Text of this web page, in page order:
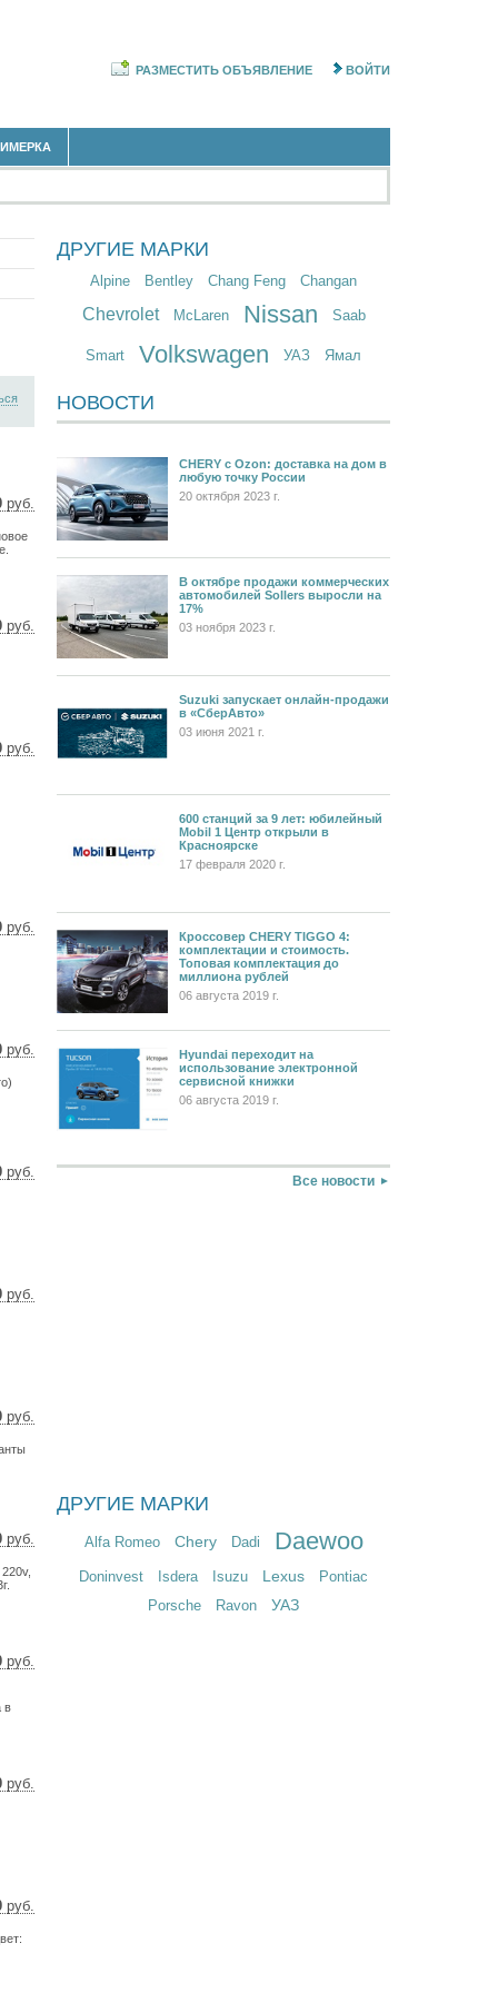
РАЗМЕСТИТЬ ОБЪЯВЛЕНИЕ ВОЙТИ
руб.
€
руб.
руб.
руб.
руб.
€
руб.
руб.
руб.
€
руб.
€
руб.
в
руб.
руб.
€
ДРУГИЕ МАРКИ
Alpine Bentley Chang Feng Changan
Chevrolet McLaren Nissan Saab
Smart Volkswagen УАЗ Ямал
НОВОСТИ
CHERY c Ozon: доставка на дом в
любую точку России
20 октября 2023 г.
В октябре продажи коммерческих
автомобилей Sollers выросли на
17%
03 ноября 2023 г.
Suzuki запускает онлайн-продажи
в «СберАвто»
03 июня 2021 г.
600 станций за 9 лет: юбилейный
Mobil 1 Центр открыли в
Красноярске
17 февраля 2020 г.
Кроссовер CHERY TIGGO 4:
комплектации и стоимость.
Топовая комплектация до
миллиона рублей
06 августа 2019 г.
Hyundai переходит на
использование электронной
сервисной книжки
06 августа 2019 г.
Все новости
ДРУГИЕ МАРКИ
Alfa Romeo Chery Dadi Daewoo
Doninvest Isdera Isuzu Lexus
Pontiac
Porsche
Ravon УАЗ